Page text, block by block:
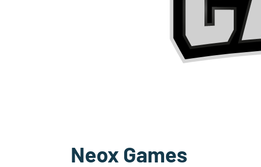
Neox Games